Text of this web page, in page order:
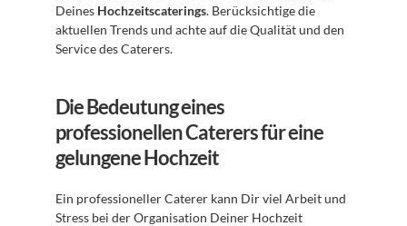
Deines Hochzeitscaterings. Berücksichtige die
aktuellen Trends und achte auf die Qualität und den
Service des Caterers.
Die Bedeutung eines
professionellen Caterers für eine
gelungene Hochzeit
Ein professioneller Caterer kann Dir viel Arbeit und
Stress bei der Organisation Deiner Hochzeit